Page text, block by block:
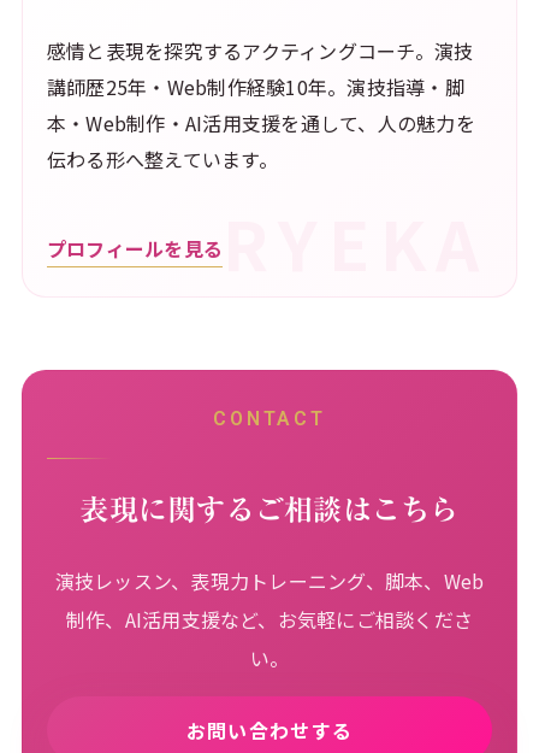
感情と表現を探究するアクティングコーチ。演技
講師歴25年・Web制作経験10年。演技指導・脚
本・Web制作・AI活用支援を通して、人の魅力を
伝わる形へ整えています。
プロフィールを見る
CONTACT
表現に関するご相談はこちら
演技レッスン、表現力トレーニング、脚本、Web
制作、AI活用支援など、お気軽にご相談くださ
い。
お問い合わせする